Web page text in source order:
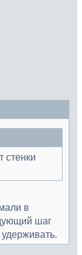
стенки
в
шаг